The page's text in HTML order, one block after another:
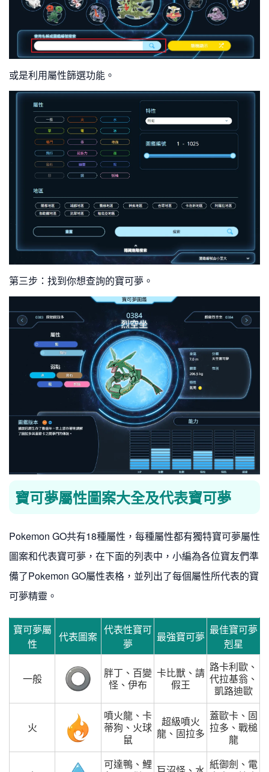
或是利用屬性篩選功能。
第三步：找到你想查詢的寶可夢。
寶可夢屬性圖案大全及代表寶可夢
Pokemon GO共有18種屬性，每種屬性都有獨特寶可夢屬性
圖案和代表寶可夢，在下面的列表中，小編為各位寶友們準
備了Pokemon GO屬性表格，並列出了每個屬性所代表的寶
可夢精靈。
寶可夢屬
性
代表圖案
代表性寶可
夢
最強寶可夢
最佳寶可夢
剋星
一般
胖丁、百變
怪、伊布
卡比獸、請
假王
路卡利歐、
代拉基翁、
凱路迪歐
火
噴火龍、卡
蒂狗、火球
鼠
超級噴火
龍、固拉多
蓋歐卡、固
拉多、戰槌
龍
可達鴨、鯉
紙御劍、電